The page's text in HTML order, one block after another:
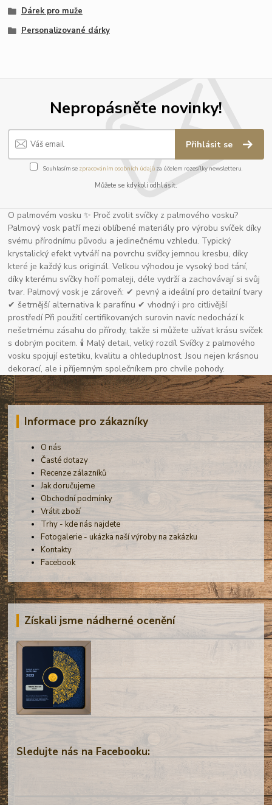
Dárek pro muže
Personalizované dárky
Nepropásněte novinky!
Přihlásit se
Souhlasím se zpracováním osobních údajůza účelem rozesílky newsletteru.
Můžete se kdykoli odhlásit.
O palmovém vosku ✨ Proč zvolit svíčky z palmového vosku?
Palmový vosk patří mezi oblíbené materiály pro výrobu svíček díky
svému přírodnímu původu a jedinečnému vzhledu. Typický
krystalický efekt vytváří na povrchu svíčky jemnou kresbu, díky
které je každý kus originál. Velkou výhodou je vysoký bod tání,
díky kterému svíčky hoří pomaleji, déle vydrží a zachovávají si svůj
tvar. Palmový vosk je zároveň: ✔ pevný a ideální pro detailní tvary
✔ šetrnější alternativa k parafínu ✔ vhodný i pro citlivější
prostředí Při použití certifikovaných surovin navíc nedochází k
nešetrnému zásahu do přírody, takže si můžete užívat krásu svíček
s dobrým pocitem. 🕯 Malý detail, velký rozdíl Svíčky z palmového
vosku spojují estetiku, kvalitu a ohleduplnost. Jsou nejen krásnou
dekorací, ale i příjemným společníkem pro chvíle pohody.
Informace pro zákazníky
O nás
Časté dotazy
Recenze zálazníků
Jak doručujeme
Obchodní podmínky
Vrátit zboží
Trhy - kde nás najdete
Fotogalerie - ukázka naší výroby na zakázku
Kontakty
Facebook
Získali jsme nádherné ocenění
Sledujte nás na Facebooku: